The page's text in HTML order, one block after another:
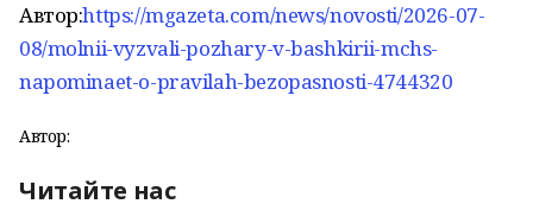
Автор:https://mgazeta.com/news/novosti/2026-07-
08/molnii-vyzvali-pozhary-v-bashkirii-mchs-
napominaet-o-pravilah-bezopasnosti-4744320
Автор:
Читайте нас